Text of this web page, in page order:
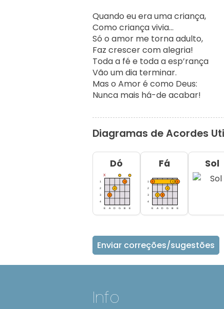
Quando eu era uma criança,
Como criança vivia…
Só o amor me torna adulto,
Faz crescer com alegria!
Toda a fé e toda a esp’rança
Vão um dia terminar.
Mas o Amor é como Deus:
Nunca mais há-de acabar!
Diagramas de Acordes
Dó Fá Sol
Enviar correções/sugestões
Info